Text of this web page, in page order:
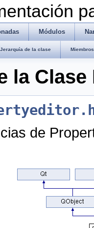
Módulos
Jerarquía de la clase
la
de